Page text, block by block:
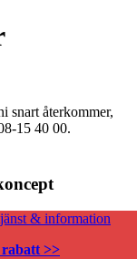
snart återkommer,
15 40 00.
& information
>>